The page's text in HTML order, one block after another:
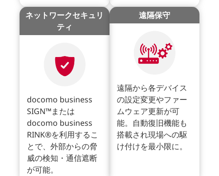
ネットワークセキュリ
ティ
docomo business
SIGN™または
docomo business
RINK®を利用するこ
とで、外部からの脅
威の検知・通信遮断
が可能。
遠隔保守
遠隔から各デバイス
の設定変更やファー
ムウェア更新が可
能。自動復旧機能も
搭載され現場への駆
け付けを最小限に。